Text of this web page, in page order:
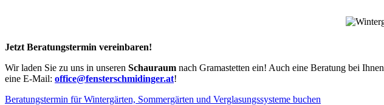
Jetzt Beratungstermin vereinbaren!
Wir laden Sie zu uns in unseren Schauraum nach Gramastetten ein! Auch eine Beratung bei Ihnen
eine E-Mail: office@fensterschmidinger.at!
Beratungstermin für Wintergärten, Sommergärten und Verglasungssysteme buchen